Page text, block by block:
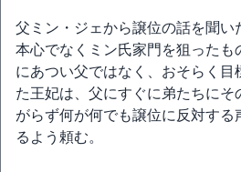
父ミン・ジェから譲位の話を聞い
本心でなくミン氏家門を狙ったも
にあつい父ではなく、おそらく目
た王妃は、父にすぐに弟たちにそ
がらず何が何でも譲位に反対する
るよう頼む。